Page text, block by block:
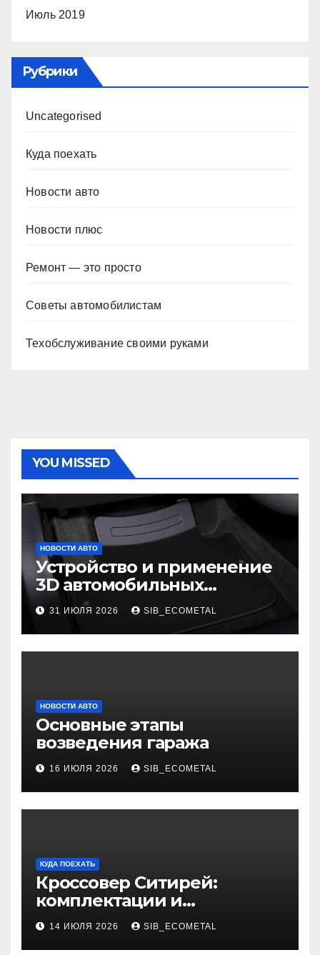
Июль 2019
Рубрики
Uncategorised
Куда поехать
Новости авто
Новости плюс
Ремонт — это просто
Советы автомобилистам
Техобслуживание своими руками
YOU MISSED
НОВОСТИ АВТО
Устройство и применение
3D автомобильных
ковриков
31 ИЮЛЯ 2026 SIB_ECOMETAL
НОВОСТИ АВТО
Основные этапы
возведения гаража
16 ИЮЛЯ 2026 SIB_ECOMETAL
КУДА ПОЕХАТЬ
Кроссовер Ситирей:
комплектации и
характеристики
14 ИЮЛЯ 2026 SIB_ECOMETAL